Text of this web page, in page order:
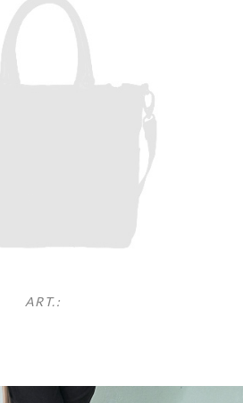
ART.: